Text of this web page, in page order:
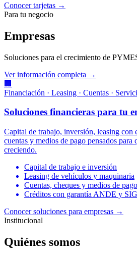
Conocer tarjetas →
Para tu negocio
Empresas
Soluciones para el crecimiento de
Ver información completa →
🏢
Financiación · Leasing · Cuentas ·
Soluciones financieras para tu
Capital de trabajo, inversión, leasing con
cuentas y medios de pago pensados
creciendo.
Capital de trabajo e inversión
Leasing de vehículos y maquinaria
Cuentas, cheques y medios de pago
Créditos con garantía ANDE y
Conocer soluciones para empresas →
Institucional
Quiénes somos